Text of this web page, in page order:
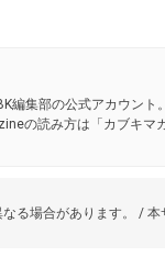
編集部の公式アカウント
の読み方は「カブキマ
る場合があります。 /